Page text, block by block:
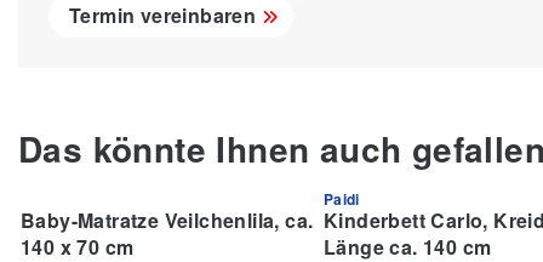
Termin vereinbaren
Das könnte Ihnen auch
Baby-Matratze Veilchenlila, ca.
140 x 70 cm
IM TREND
Paidi
Kinderbett Carlo,
Länge ca. 140 cm